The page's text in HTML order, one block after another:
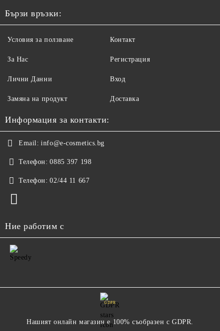
Бързи връзки:
Условия за ползване
За Нас
Лични Данни
Замяна на продукт
Контакт
Регистрация
Вход
Доставка
Информация за контакти:
Email: info@e-cosmetics.bg
Телефон: 0885 397 198
Телефон: 02/44 11 667
Ние работим с
GDPR
Нашият онлайн магазин е 100% съобразен с GDPR.